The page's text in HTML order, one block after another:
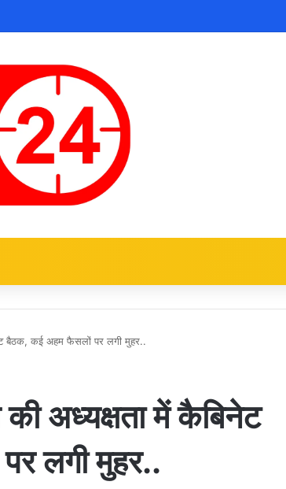
बैठक, कई अहम फैसलों पर लगी मुहर..
अध्यक्षता में कैबिनेट
लगी मुहर..